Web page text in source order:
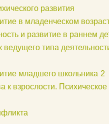
развития
в младенческом
и развитие в раннем
ведущего типа
младшего школьника 2
к взрослости.